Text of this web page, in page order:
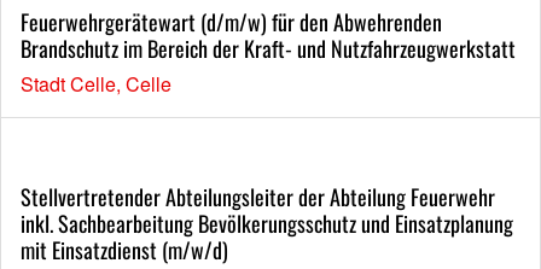
Feuerwehrgerätewart (d/m/w) für den Abwehrenden
Brandschutz im Bereich der Kraft- und Nutzfahrzeugwerkstatt
Stadt Celle, Celle
Stellvertretender Abteilungsleiter der Abteilung Feuerwehr
inkl. Sachbearbeitung Bevölkerungsschutz und Einsatzplanung
mit Einsatzdienst (m/w/d)